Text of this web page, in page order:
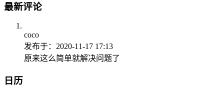
最新评论
coco
发布于：2020-11-17 17:13
原来这么简单就解决问题了
日历